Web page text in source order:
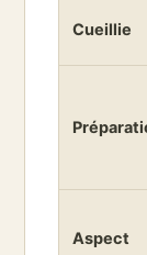
Cueillie
Aspect